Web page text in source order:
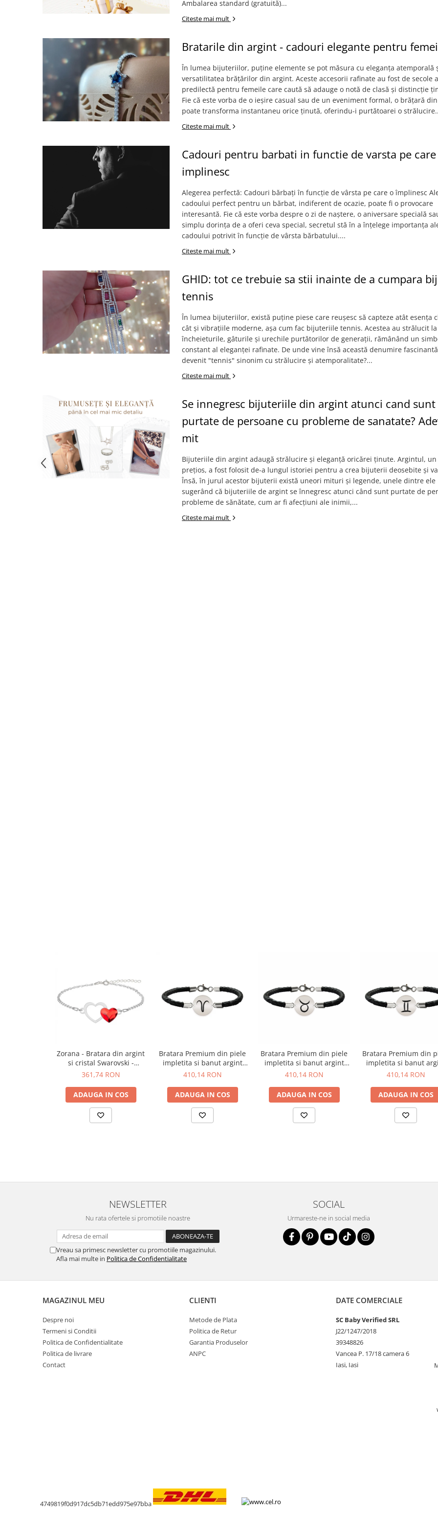
Bijuterii din argint placate cu aur
Ambalarea standard (gratuită)...
Citeste mai mult
Bratarile din argint - cadouri elegante pentru femei
În lumea bijuteriilor, puține elemente se pot măsura cu eleganța atemporală
versatilitatea brățărilor din argint. Aceste accesorii rafinate au fost de secole
predilectă pentru femeile care caută să adauge o notă de clasă și distincție
Fie că este vorba de o ieșire casual sau de un eveniment formal, o brățară
poate transforma instantaneu orice ținută, oferindu-i purtătoarei o
Citeste mai mult
Cadouri pentru barbati in functie de varsta pe
implinesc
Alegerea perfectă: Cadouri bărbați în funcție de vârsta pe care o împlinesc
cadoului perfect pentru un bărbat, indiferent de ocazie, poate fi o provocare
interesantă. Fie că este vorba despre o zi de naștere, o aniversare specială
simplu dorința de a oferi ceva special, secretul stă în a înțelege importanța
cadoului potrivit în funcție de vârsta bărbatului....
Citeste mai mult
GHID: tot ce trebuie sa stii inainte de a cumpara
tennis
În lumea bijuteriilor, există puține piese care reușesc să capteze atât esența
cât și vibrațiile moderne, așa cum fac bijuteriile tennis. Acestea au strălucit la
încheieturile, gâturile și urechile purtătorilor de generații, rămânând un
constant al eleganței rafinate. De unde vine însă această denumire
devenit "tennis" sinonim cu strălucire și atemporalitate?...
Citeste mai mult
Se innegresc bijuteriile din argint atunci cand sunt
purtate de persoane cu probleme de sanatate?
mit
Bijuteriile din argint adaugă strălucire și eleganță oricărei ținute. Argintul, un
prețios, a fost folosit de-a lungul istoriei pentru a crea bijuterii deosebite și
Însă, în jurul acestor bijuterii există uneori mituri și legende, unele dintre ele
sugerând că bijuteriile de argint se înnegresc atunci când sunt purtate de
probleme de sănătate, cum ar fi afecțiuni ale inimii,...
Citeste mai mult
Zorana - Bratara din argint
si cristal Swarovski -
Inimioara
361,74 RON
ADAUGA IN COS
Bratara Premium din piele
impletita si banut argint
925 personalizat cu zodia
410,14 RON
ADAUGA IN COS
Bratara Premium din piele
impletita si banut argint
925 personalizat cu zodia
410,14 RON
ADAUGA IN COS
Bratara Premium din
impletita si banut
925 personalizat cu
410,14 RON
ADAUGA IN COS
NEWSLETTER
Nu rata ofertele si promotiile noastre
Vreau sa primesc newsletter cu promotiile magazinului.
Afla mai multe in Politica de Confidentialitate
SOCIAL
Urmareste-ne in social media
MAGAZINUL MEU
Despre noi
Termeni si Conditii
Politica de Confidentialitate
Politica de livrare
Contact
CLIENTI
Metode de Plata
Politica de Retur
Garantia Produselor
ANPC
DATE COMERCIALE
SC Baby Verified SRL
J22/1247/2018
39348826
Vancea P. 17/18 camera 6
Iasi, Iasi
4749819f0d917dc5db71edd975e97bba